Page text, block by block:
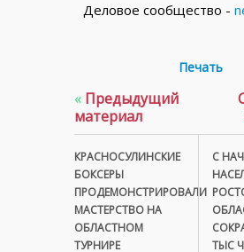
Деловое сообщество -
Печать
« Предыдущий
материал
КРАСНОСУЛИНСКИЕ
БОКСЕРЫ
ПРОДЕМОНСТРИРОВАЛИ
МАСТЕРСТВО НА
ОБЛАСТНОМ
ТУРНИРЕ
С
ТЫС